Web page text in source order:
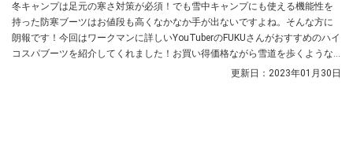
冬キャンプは足元の寒さ対策が必須！でも雪中キャンプにも使える機能性を
持った防寒ブーツはお値段も高くなかなか手が出ないですよね。そんな方に
朗報です！今回はワークマンに詳しいYouTuberのFUKUさんがおすすめのハイ
コスパブーツを紹介してくれました！お買い得価格ながら雪道を歩くような
更新日： 2023年01月30日